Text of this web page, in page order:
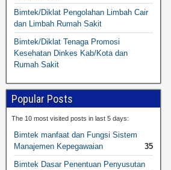
Bimtek/Diklat Pengolahan Limbah Cair
dan Limbah Rumah Sakit
Bimtek/Diklat Tenaga Promosi
Kesehatan Dinkes Kab/Kota dan
Rumah Sakit
Popular Posts
The 10 most visited posts in last 5 days:
Bimtek manfaat dan Fungsi Sistem
Manajemen Kepegawaian
35
Bimtek Dasar Penentuan Penyusutan